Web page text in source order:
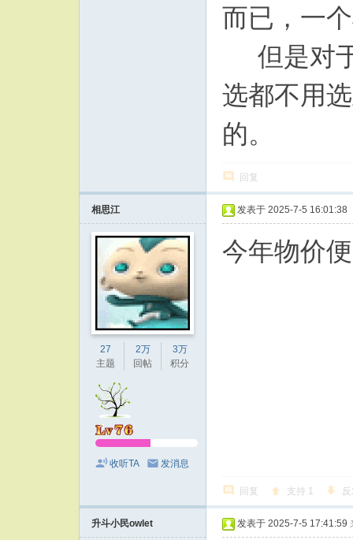
而已，一
但是对于
选都不用
的。
回复
相思江
27
主题
2万
回帖
3万
积分
收听TA 发消息
发表于 2025-7-5 16:01:38
今年物价
回复 支持 1
升斗小民owlet 发表于 2025-7-5 17:41:59